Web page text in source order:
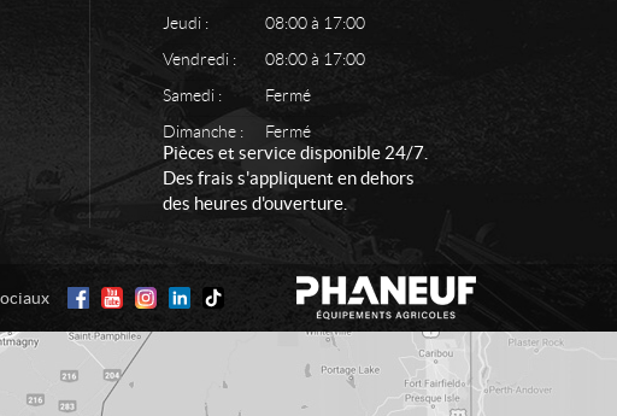
Jeudi :
08:00 à 17:00
Vendredi :
08:00 à 17:00
Samedi :
Fermé
Dimanche :
Fermé
Pièces et service disponible 24/7.
Des frais s'appliquent en dehors
des heures d'ouverture.